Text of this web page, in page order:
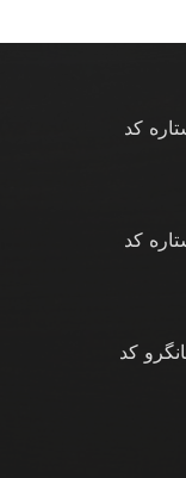
ستاره کد
ستاره کد
کانگرو کد